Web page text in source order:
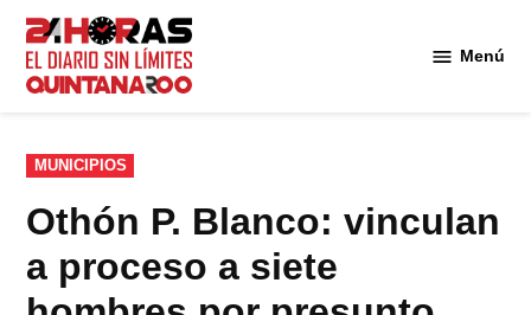
Saltar
contenido
Menú
PUBLICADO
EN
MUNICIPIOS
Othón P. Blanco: vinculan
a proceso a siete